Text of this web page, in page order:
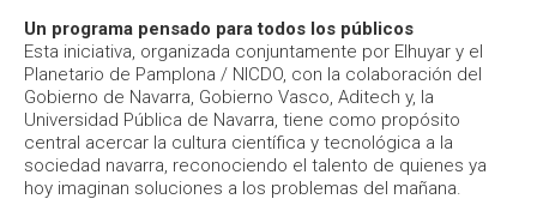
Un programa pensado para todos los públicos
Esta iniciativa, organizada conjuntamente por Elhuyar y el
Planetario de Pamplona / NICDO, con la colaboración del
Gobierno de Navarra, Gobierno Vasco, Aditech y, la
Universidad Pública de Navarra, tiene como propósito
central acercar la cultura científica y tecnológica a la
sociedad navarra, reconociendo el talento de quienes ya
hoy imaginan soluciones a los problemas del mañana.